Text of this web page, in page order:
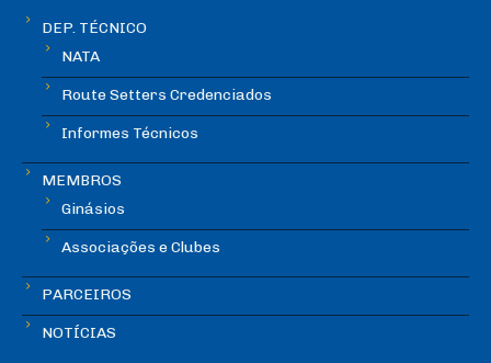
DEP. TÉCNICO
NATA
Route Setters Credenciados
Informes Técnicos
MEMBROS
Ginásios
Associações e Clubes
PARCEIROS
NOTÍCIAS